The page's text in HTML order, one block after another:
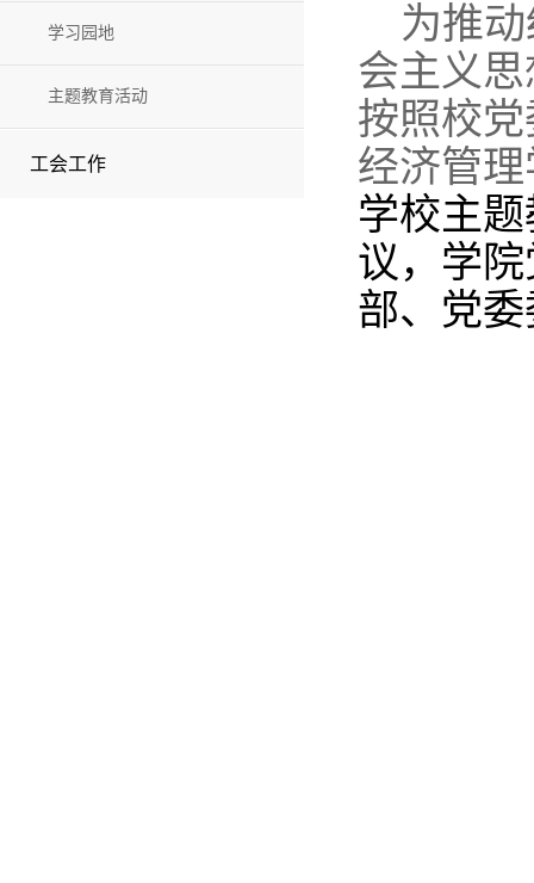
学习园地
主题教育活动
工会工作
为推
会主义
按照校
经济管
学校主
议，学
部、党